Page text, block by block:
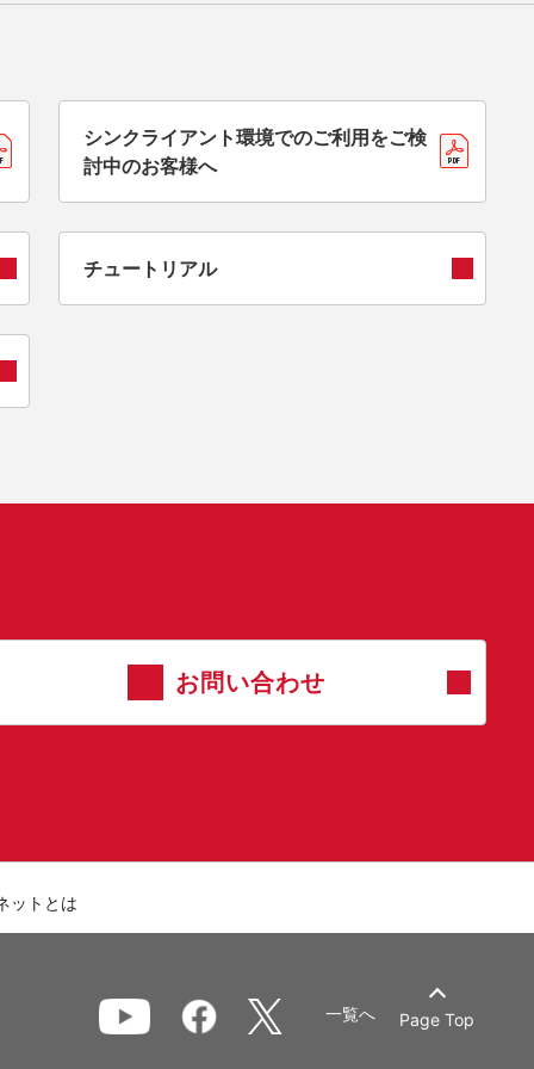
シンクライアント環境でのご利用をご検
討中のお客様へ
チュートリアル
お問い合わせ
ットとは
Page Top
一覧へ